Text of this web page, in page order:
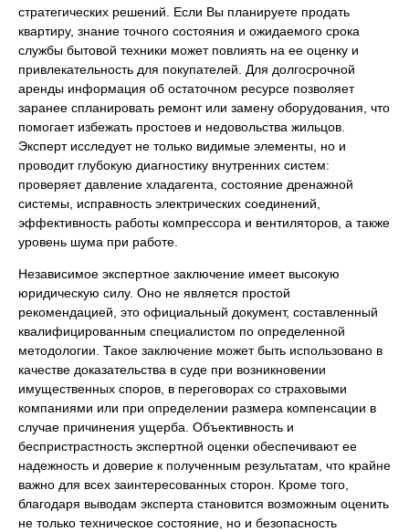
стратегических решений. Если Вы планируете продать
квартиру, знание точного состояния и ожидаемого срока
службы бытовой техники может повлиять на ее оценку и
привлекательность для покупателей. Для долгосрочной
аренды информация об остаточном ресурсе позволяет
заранее спланировать ремонт или замену оборудования, что
помогает избежать простоев и недовольства жильцов.
Эксперт исследует не только видимые элементы, но и
проводит глубокую диагностику внутренних систем:
проверяет давление хладагента, состояние дренажной
системы, исправность электрических соединений,
эффективность работы компрессора и вентиляторов, а также
уровень шума при работе.
Независимое экспертное заключение имеет высокую
юридическую силу. Оно не является простой
рекомендацией, это официальный документ, составленный
квалифицированным специалистом по определенной
методологии. Такое заключение может быть использовано в
качестве доказательства в суде при возникновении
имущественных споров, в переговорах со страховыми
компаниями или при определении размера компенсации в
случае причинения ущерба. Объективность и
беспристрастность экспертной оценки обеспечивают ее
надежность и доверие к полученным результатам, что крайне
важно для всех заинтересованных сторон. Кроме того,
благодаря выводам эксперта становится возможным оценить
не только техническое состояние, но и безопасность